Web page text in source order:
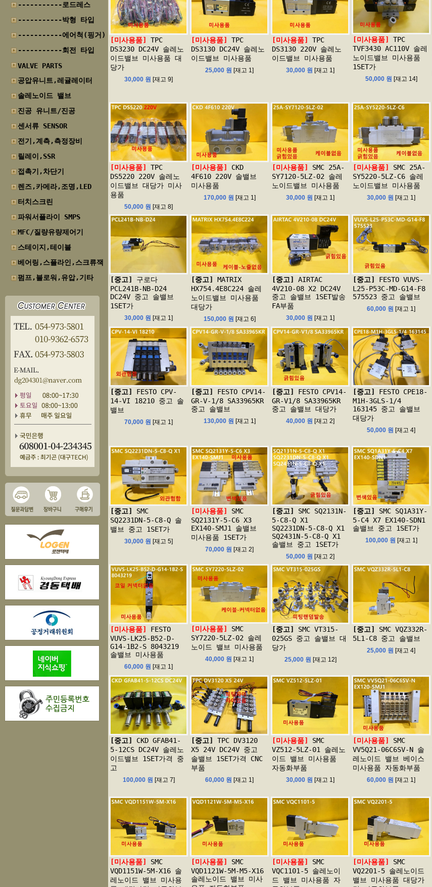
-----------로드레스
-----------박형 타입
-----------에어척(핑거)
-----------회전 타입
VALVE PARTS
공압유니트,레귤레이터
솔레노이드 밸브
진공 유니트/진공
센서류 SENSOR
전기,계측,측정장비
릴레이,SSR
접촉기,차단기
렌즈,카메라,조명,LED
터치스크린
파워서플라이 SMPS
MFC/질량유량제어기
스테이지,테이블
베어링,스플라인,스크류잭
펌프,블로워,유압,기타
[미사용품]
TPC
DS3230 DC24V 솔레노
이드밸브 미사용품 대
당가
30,000 원 [재고 9]
[미사용품]
TPC
DS3130 DC24V 솔레노
이드밸브 미사용품
25,000 원 [재고 1]
[미사용품]
TPC
DS3130 220V 솔레노
이드밸브 미사용품
30,000 원 [재고 1]
[미사용품]
TPC
TVF3430 AC110V 솔레
노이드밸브 미사용품
1SET가
50,000 원 [재고 14]
[미사용품]
TPC
DS5220 220V 솔레노
이드밸브 대당가 미사
용품
50,000 원 [재고 8]
[미사용품]
CKD
4F610 220V 솔밸브
미사용품
170,000 원 [재고 1]
[미사용품]
SMC 25A-
SY7120-5LZ-02 솔레
노이드밸브 미사용품
30,000 원 [재고 1]
[미사용품]
SMC 25A-
SY5220-5LZ-C6 솔레
노이드밸브 미사용품
30,000 원 [재고 1]
[중고]
구로다
PCL241B-NB-D24
DC24V 중고 솔밸브
1SET가
30,000 원 [재고 1]
[중고]
MATRIX
HX754.4E8C224 솔레
노이드밸브 미사용품
대당가
150,000 원 [재고 6]
[중고]
AIRTAC
4V210-08 X2 DC24V
중고 솔밸브 1SET발송
FA부품
30,000 원 [재고 1]
[중고]
FESTO VUVS-
L25-P53C-MD-G14-F8
575523 중고 솔밸브
60,000 원 [재고 1]
[중고]
FESTO CPV-
14-VI 18210 중고 솔
밸브
70,000 원 [재고 1]
[중고]
FESTO CPV14-
GR-V-1/8 SA33965KR
중고 솔밸브
130,000 원 [재고 1]
[중고]
FESTO CPV14-
GR-V1/8 SA33965KR
중고 솔밸브 대당가
40,000 원 [재고 2]
[중고]
FESTO CPE18-
M1H-3GLS-1/4
163145 중고 솔밸브
대당가
50,000 원 [재고 4]
[중고]
SMC
SQ2231DN-5-C8-Q 솔
밸브 중고 1SET가
30,000 원 [재고 5]
[미사용품]
SMC
SQ2131Y-5-C6 X3
EX140-SMJ1 솔밸브
미사용품 1SET가
70,000 원 [재고 2]
[중고]
SMC SQ2131N-
5-C8-Q X1
SQ2231DN-5-C8-Q X1
SQ2431N-5-C8-Q X1
솔밸브 중고 1SET가
50,000 원 [재고 2]
[중고]
SMC SQ1A31Y-
5-C4 X7 EX140-SDN1
솔밸브 중고 1SET가
100,000 원 [재고 1]
[미사용품]
FESTO
VUVS-LK25-B52-D-
G14-1B2-S 8043219
솔밸브 미사용품
60,000 원 [재고 1]
[미사용품]
SMC
SY7220-5LZ-02 솔레
노이드 밸브 미사용품
40,000 원 [재고 1]
[중고]
SMC VT315-
025GS 중고 솔밸브 대
당가
25,000 원 [재고 12]
[중고]
SMC VQZ332R-
5L1-C8 중고 솔밸브
25,000 원 [재고 4]
[중고]
CKD GFAB41-
5-12CS DC24V 솔레노
이드밸브 1SET가격 중
고
100,000 원 [재고 7]
[중고]
TPC DV3120
X5 24V DC24V 중고
솔밸브 1SET가격 CNC
부품
60,000 원 [재고 1]
[미사용품]
SMC
VZ512-5LZ-01 솔레노
이드 밸브 미사용품
자동화부품
30,000 원 [재고 1]
[미사용품]
SMC
VV5Q21-06C6SV-N 솔
레노이드 밸브 베이스
미사용품 자동화부품
60,000 원 [재고 1]
[미사용품]
SMC
VQD1151W-5M-X16 솔
레노이드 밸브 미사용
[미사용품]
SMC
VQD1121W-5M-M5-X16
솔레노이드 밸브 미사
[미사용품]
SMC
VQC1101-5 솔레노이
드 밸브 미사용품 자
[미사용품]
SMC
VQ2201-5 솔레노이드
밸브 미사용품 대당가